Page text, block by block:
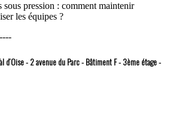
sous pression : comment maintenir
les équipes ?
d’Oise - 2 avenue du Parc - Bâtiment F - 3ème étage -